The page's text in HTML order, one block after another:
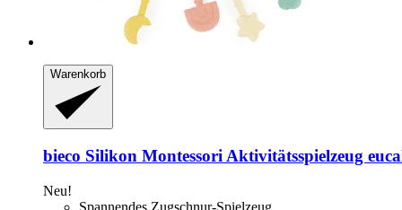
Warenkorb
bieco Silikon Montessori Aktivitätsspielzeug
Neu!
Spannendes Zugschnur-Spielzeug